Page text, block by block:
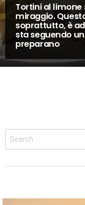
Tortini al limone
miraggio.
soprattutto, è
sta seguendo
preparano
Search